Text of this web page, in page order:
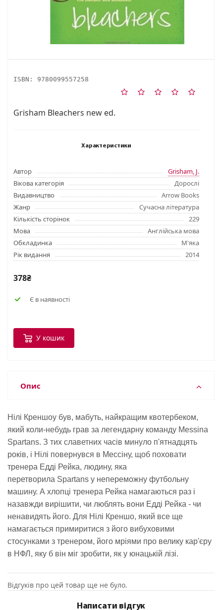
ISBN: 9780099557258
Grisham Bleachers new ed.
Характеристики
Автор
Grisham, J.
Вікова категорія
Дорослі
Видавництво
Arrow Books
Жанр
Сучасна література
Кількість сторінок
229
Мова
Англійська мова
Обкладинка
М'яка
Рік видання
2014
378₴
Є в наявності
У кошик
Опис
Нілі Креншоу був, мабуть, найкращим квотербеком,
який коли-небудь грав за легендарну команду Messina
Spartans. З тих славетних часів минуло п'ятнадцять
років, і Нілі повернувся в Мессіну, щоб поховати
тренера Едді Рейка, людину, яка
перетворила Spartans у непереможну футбольну
машину. А хлопці тренера Рейка намагаються раз і
назавжди вирішити, чи люблять вони Едді Рейка - чи
ненавидять його. Для Нілі Креншо, який все ще
намагається примиритися з його вибуховими
стосунками з тренером, його мріями про велику кар'єру
в НФЛ, яку б він міг зробити, як у юнацькій лізі.
Відгуків про цей товар ще не було.
Написати відгук